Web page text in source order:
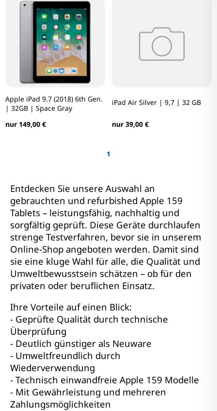
Apple iPad 9.7 (2018) 6th Gen.
| 32GB | Space Gray
nur 149,00 €
iPad Air Silver | 9,7 | 32 GB
nur 39,00 €
1
Entdecken Sie unsere Auswahl an
gebrauchten und refurbished Apple 159
Tablets – leistungsfähig, nachhaltig und
sorgfältig geprüft. Diese Geräte durchlaufen
strenge Testverfahren, bevor sie in unserem
Online-Shop angeboten werden. Damit sind
sie eine kluge Wahl für alle, die Qualität und
Umweltbewusstsein schätzen – ob für den
privaten oder beruflichen Einsatz.
Ihre Vorteile auf einen Blick:
- Geprüfte Qualität durch technische
Überprüfung
- Deutlich günstiger als Neuware
- Umweltfreundlich durch
Wiederverwendung
- Technisch einwandfreie Apple 159 Modelle
- Mit Gewährleistung und mehreren
Zahlungsmöglichkeiten